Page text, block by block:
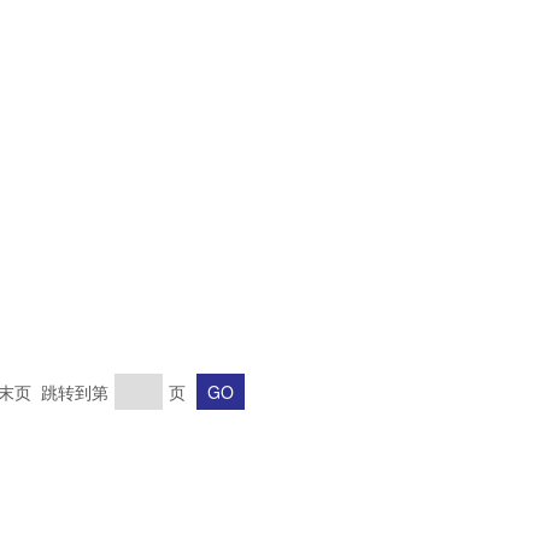
页 跳转到第 页